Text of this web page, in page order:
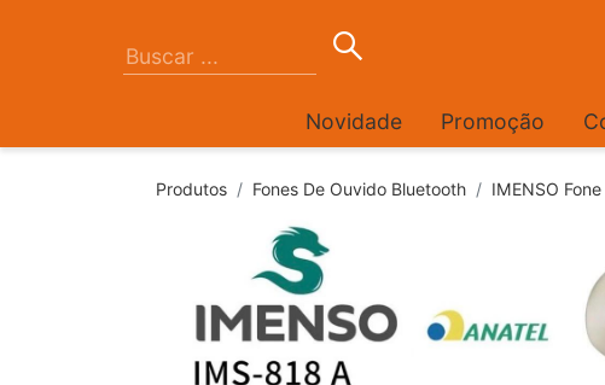
Novidade Promoção
Produtos Fones De Ouvido Bluetooth IMENSO